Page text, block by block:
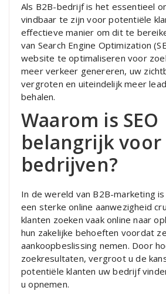
Als B2B-bedrijf is het essentieel
vindbaar te zijn voor potentiële
effectieve manier om dit te
van Search Engine Optimization
website te optimaliseren voor
meer verkeer genereren, uw
vergroten en uiteindelijk meer
behalen.
Waarom is SEO
belangrijk voor
bedrijven?
In de wereld van B2B-marketing
een sterke online aanwezigheid
klanten zoeken vaak online naar
hun zakelijke behoeften voordat
aankoopbeslissing nemen. Door
zoekresultaten, vergroot u de
potentiële klanten uw bedrijf
u opnemen.